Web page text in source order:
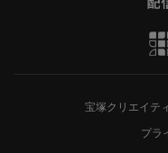
宝塚クリエイテ
プラ